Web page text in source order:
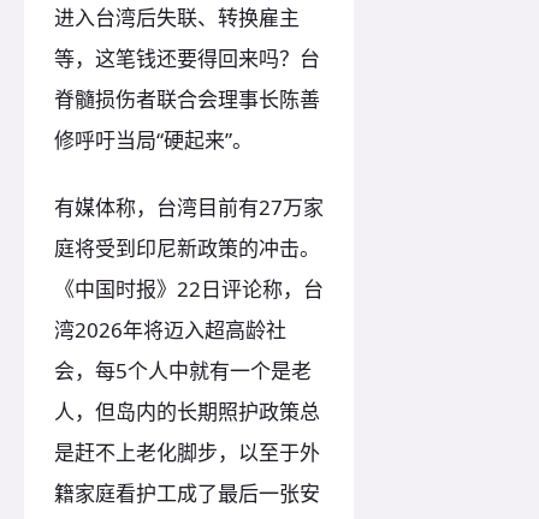
进入台湾后失联、转换雇主
等，这笔钱还要得回来吗？台
脊髓损伤者联合会理事长陈善
修呼吁当局“硬起来”。
有媒体称，台湾目前有27万家
庭将受到印尼新政策的冲击。
《中国时报》22日评论称，台
湾2026年将迈入超高龄社
会，每5个人中就有一个是老
人，但岛内的长期照护政策总
是赶不上老化脚步，以至于外
籍家庭看护工成了最后一张安